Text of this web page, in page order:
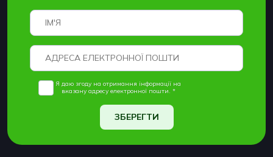
Я даю згоду на отримання інформації на
вказану адресу електронної пошти. *
ЗБЕРЕГТИ